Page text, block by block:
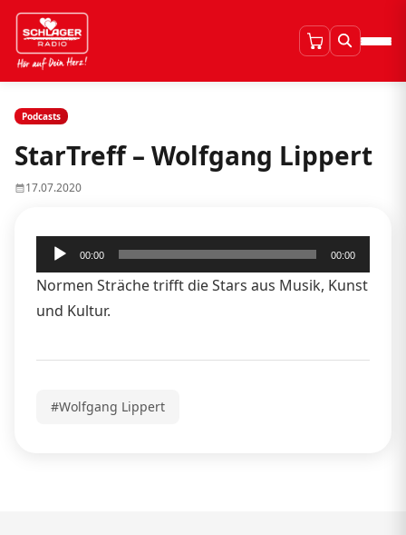
Podcasts
StarTreff – Wolfgang Lippert
17.07.2020
Audio-
Player
00:00 00:00
Normen Sträche trifft die Stars aus Musik, Kunst
und Kultur.
#Wolfgang Lippert